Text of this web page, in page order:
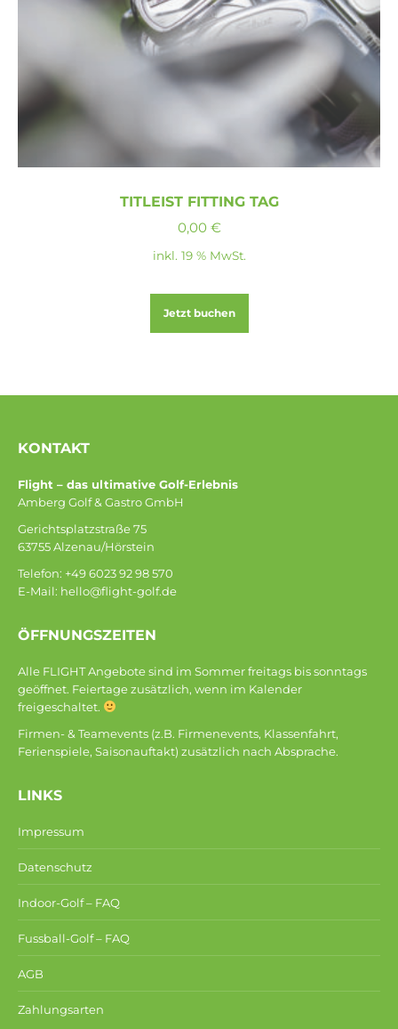
TITLEIST FITTING TAG
0,00 €
inkl. 19 % MwSt.
Jetzt buchen
KONTAKT
Flight – das ultimative Golf-Erlebnis
Amberg Golf & Gastro GmbH
Gerichtsplatzstraße 75
63755 Alzenau/Hörstein
Telefon: +49 6023 92 98 570
E-Mail: hello@flight-golf.de
ÖFFNUNGSZEITEN
Alle FLIGHT Angebote sind im Sommer freitags bis sonntags
geöffnet. Feiertage zusätzlich, wenn im Kalender
freigeschaltet.
Firmen- & Teamevents (z.B. Firmenevents, Klassenfahrt,
Ferienspiele, Saisonauftakt) zusätzlich nach Absprache.
LINKS
Impressum
Datenschutz
Indoor-Golf – FAQ
Fussball-Golf – FAQ
AGB
Zahlungsarten